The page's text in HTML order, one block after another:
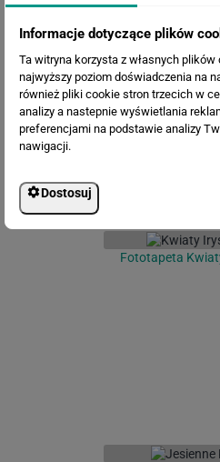
Fototapeta
Fototapeta
Informacje dotyczące plików
Ta witryna korzysta z własnych
najwyższy poziom doświadczenia na
również pliki cookie stron trzecich w
analizy a nastepnie wyświetlania
preferencjami na podstawie analizy
nawigacji.
Dostosuj